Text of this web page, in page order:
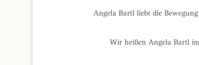
Angela Bartl liebt die
Wir heißen Angela Bartl